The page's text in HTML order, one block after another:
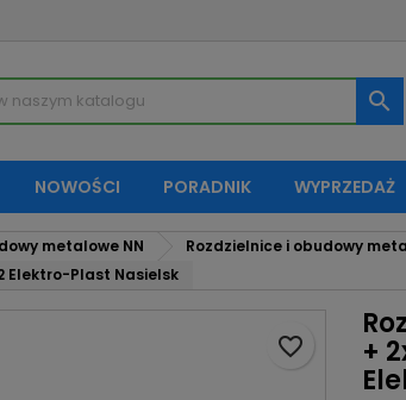

NOWOŚCI PORADNIK WYPRZEDAŻ
metalowe NN
Rozdzielnice i obudowy
Elektro-Plast Nasielsk
+
favorite_border
życzeń
listę
życzeń
Utwórz listę
by zapisać produkty na swojej liście